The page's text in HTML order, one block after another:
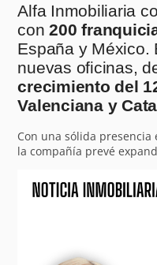
Alfa Inmobiliaria
con200
España y México.
nuevas oficinas,
crecimiento del
Valenciana y
Con una sólida presencia
la compañía prevé